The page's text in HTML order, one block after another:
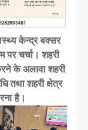
केन्द्र बक्सर
पर चर्चा। शहरी
के अलावा शहरी
तथा शहरी क्षेत्र
है।